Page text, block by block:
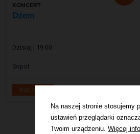
KONCERT
Dżem
Dzisiaj | 19:00
Sopot
Kup teraz
Na naszej stronie stosujemy
ustawień przeglądarki
Twoim urządzeniu. Więcej